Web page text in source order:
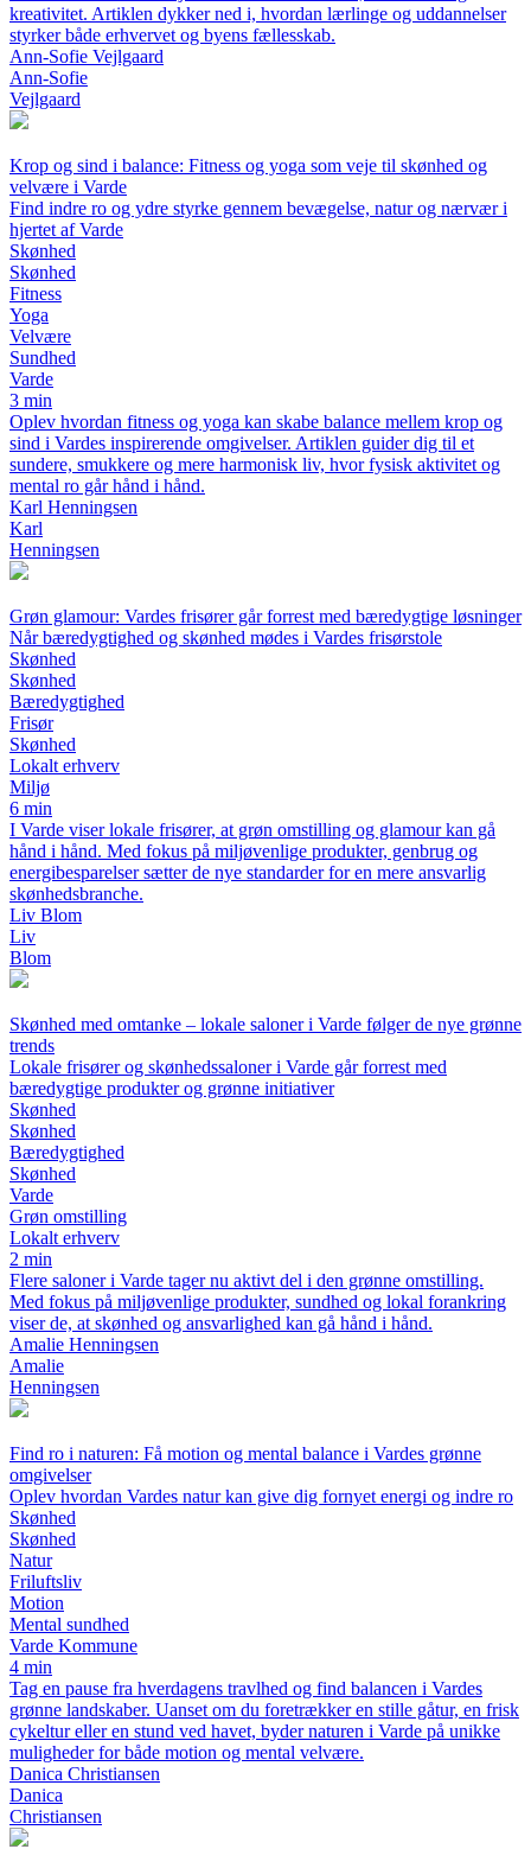
kreativitet. Artiklen dykker ned i, hvordan lærlinge og uddannelser
styrker både erhvervet og byens fællesskab.
Ann-Sofie Vejlgaard
Ann-Sofie
Vejlgaard
Krop og sind i balance: Fitness og yoga som veje til skønhed og
velvære i Varde
Find indre ro og ydre styrke gennem bevægelse, natur og nærvær i
hjertet af Varde
Skønhed
Skønhed
Fitness
Yoga
Velvære
Sundhed
Varde
3 min
Oplev hvordan fitness og yoga kan skabe balance mellem krop og
sind i Vardes inspirerende omgivelser. Artiklen guider dig til et
sundere, smukkere og mere harmonisk liv, hvor fysisk aktivitet og
mental ro går hånd i hånd.
Karl Henningsen
Karl
Henningsen
Grøn glamour: Vardes frisører går forrest med bæredygtige løsninger
Når bæredygtighed og skønhed mødes i Vardes frisørstole
Skønhed
Skønhed
Bæredygtighed
Frisør
Skønhed
Lokalt erhverv
Miljø
6 min
I Varde viser lokale frisører, at grøn omstilling og glamour kan gå
hånd i hånd. Med fokus på miljøvenlige produkter, genbrug og
energibesparelser sætter de nye standarder for en mere ansvarlig
skønhedsbranche.
Liv Blom
Liv
Blom
Skønhed med omtanke – lokale saloner i Varde følger de nye grønne
trends
Lokale frisører og skønhedssaloner i Varde går forrest med
bæredygtige produkter og grønne initiativer
Skønhed
Skønhed
Bæredygtighed
Skønhed
Varde
Grøn omstilling
Lokalt erhverv
2 min
Flere saloner i Varde tager nu aktivt del i den grønne omstilling.
Med fokus på miljøvenlige produkter, sundhed og lokal forankring
viser de, at skønhed og ansvarlighed kan gå hånd i hånd.
Amalie Henningsen
Amalie
Henningsen
Find ro i naturen: Få motion og mental balance i Vardes grønne
omgivelser
Oplev hvordan Vardes natur kan give dig fornyet energi og indre ro
Skønhed
Skønhed
Natur
Friluftsliv
Motion
Mental sundhed
Varde Kommune
4 min
Tag en pause fra hverdagens travlhed og find balancen i Vardes
grønne landskaber. Uanset om du foretrækker en stille gåtur, en frisk
cykeltur eller en stund ved havet, byder naturen i Varde på unikke
muligheder for både motion og mental velvære.
Danica Christiansen
Danica
Christiansen